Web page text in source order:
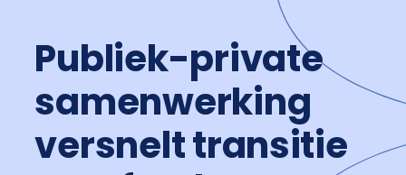
Publiek-private
samenwerking
versnelt transitie